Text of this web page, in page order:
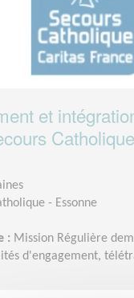
et
Catholique
- Essonne
: Mission Régulière
d'engagement,